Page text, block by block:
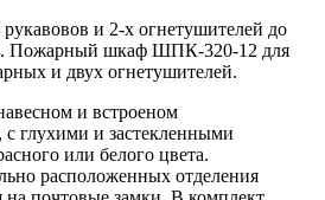
и 2-х огнетушителей до
Пожарный шкаф ШПК-320-12 для
и двух огнетушителей.
и встроеном
глухими и застекленными
или белого цвета.
расположенных отделения